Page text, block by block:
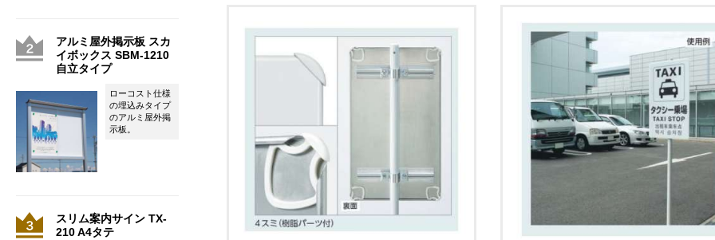
アルミ屋外掲示板 スカ
イボックス SBM-1210
自立タイプ
ローコスト仕様
の埋込みタイプ
のアルミ屋外掲
示板。
スリム案内サイン TX-
210 A4タテ